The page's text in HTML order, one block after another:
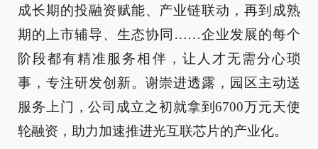
成长期的投融资赋能、产业链联动，再到成熟
期的上市辅导、生态协同……企业发展的每个
阶段都有精准服务相伴，让人才无需分心琐
事，专注研发创新。谢崇进透露，园区主动送
服务上门，公司成立之初就拿到6700万元天使
轮融资，助力加速推进光互联芯片的产业化。